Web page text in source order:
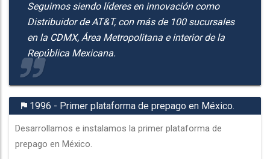
Seguimos siendo líderes en innovación como
Distribuidor de AT&T, con más de 100 sucursales
en la CDMX, Área Metropolitana e interior de la
República Mexicana.
1996 - Primer plataforma de prepago en México.
Desarrollamos e instalamos la primer plataforma de
prepago en México.